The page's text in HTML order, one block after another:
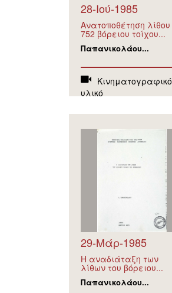
28-Ιού-1985
Ανατοποθέτηση λίθου
752 βόρειου τοίχου...
Παπανικολάου...
Κινηματογραφικό
υλικό
29-Μάρ-1985
Η αναδιάταξη των
λίθων του βόρειου...
Παπανικολάου...